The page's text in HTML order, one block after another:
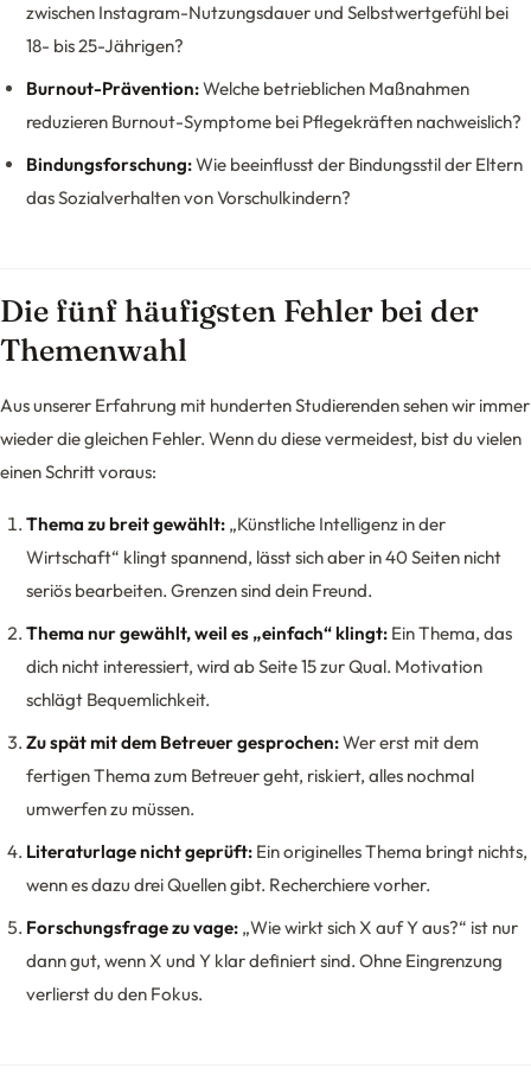
zwischen Instagram-Nutzungsdauer und Selbstwertgefühl bei
18- bis 25-Jährigen?
Burnout-Prävention:Welche betrieblichen Maßnahmen
reduzieren Burnout-Symptome bei Pflegekräften nachweislich?
Bindungsforschung:Wie beeinflusst der Bindungsstil der Eltern
das Sozialverhalten von Vorschulkindern?
Die fünf häufigsten Fehler bei der
Themenwahl
Aus unserer Erfahrung mit hunderten Studierenden sehen wir immer
wieder die gleichen Fehler. Wenn du diese vermeidest, bist du vielen
einen Schritt voraus:
Thema zu breit gewählt: „Künstliche Intelligenz in der
Wirtschaft“ klingt spannend, lässt sich aber in 40 Seiten nicht
seriös bearbeiten. Grenzen sind dein Freund.
Thema nur gewählt, weil es „einfach“ klingt: Ein Thema, das
dich nicht interessiert, wird ab Seite 15 zur Qual. Motivation
schlägt Bequemlichkeit.
Zu spät mit dem Betreuer gesprochen:Wer erst mit dem
fertigen Thema zum Betreuer geht, riskiert, alles nochmal
umwerfen zu müssen.
Literaturlage nicht geprüft: Ein originelles Thema bringt nichts,
wenn es dazu drei Quellen gibt. Recherchiere vorher.
Forschungsfrage zu vage: „Wie wirkt sich X auf Y aus?“ ist nur
dann gut, wenn X und Y klar definiert sind. Ohne Eingrenzung
verlierst du den Fokus.